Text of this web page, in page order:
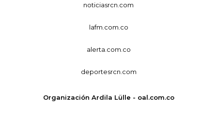
noticiasrcn.com
lafm.com.co
alerta.com.co
deportesrcn.com
Organización Ardila Lülle - oal.com.co